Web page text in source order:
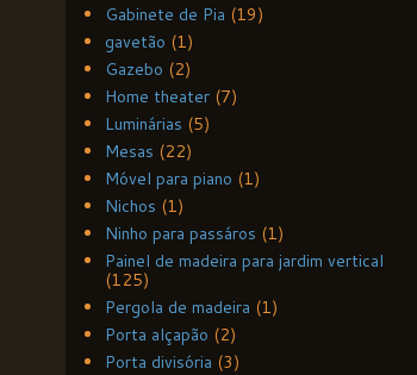
Gabinete de Pia (19)
gavetão (1)
Gazebo (2)
Home theater (7)
Luminárias (5)
Mesas (22)
Móvel para piano (1)
Nichos (1)
Ninho para passáros (1)
Painel de madeira para jardim vertical
(125)
Pergola de madeira (1)
Porta alçapão (2)
Porta divisória (3)